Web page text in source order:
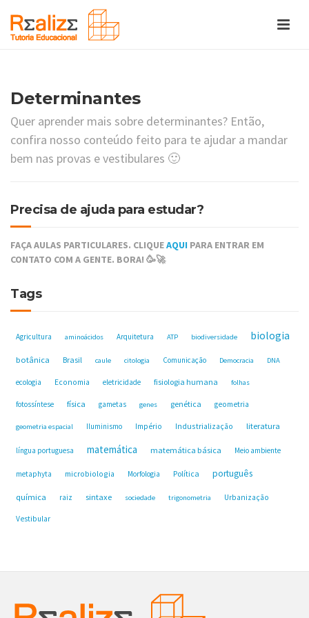
Determinantes
Quer aprender mais sobre determinantes? Então,
confira nosso conteúdo feito para te ajudar a mandar
bem nas provas e vestibulares 🙂
Precisa de ajuda para estudar?
FAÇA AULAS PARTICULARES. CLIQUEAQUI PARA ENTRAR EM
CONTATO COM A GENTE. BORA! 🥳🚀
Tags
Agricultura aminoácidos Arquitetura ATP biodiversidade biologia
botânica Brasil caule citologia Comunicação Democracia DNA
ecologia Economia eletricidade fisiologia humana folhas
fotossíntese física gametas genes genética geometria
geometria espacial Iluminismo Império Industrialização literatura
língua portuguesa matemática matemática básica Meio ambiente
metaphyta microbiologia Morfologia Política português
química raiz sintaxe sociedade trigonometria Urbanização
Vestibular